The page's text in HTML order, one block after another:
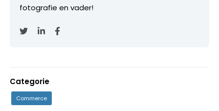
fotografie en vader!
Categorie
Commerce